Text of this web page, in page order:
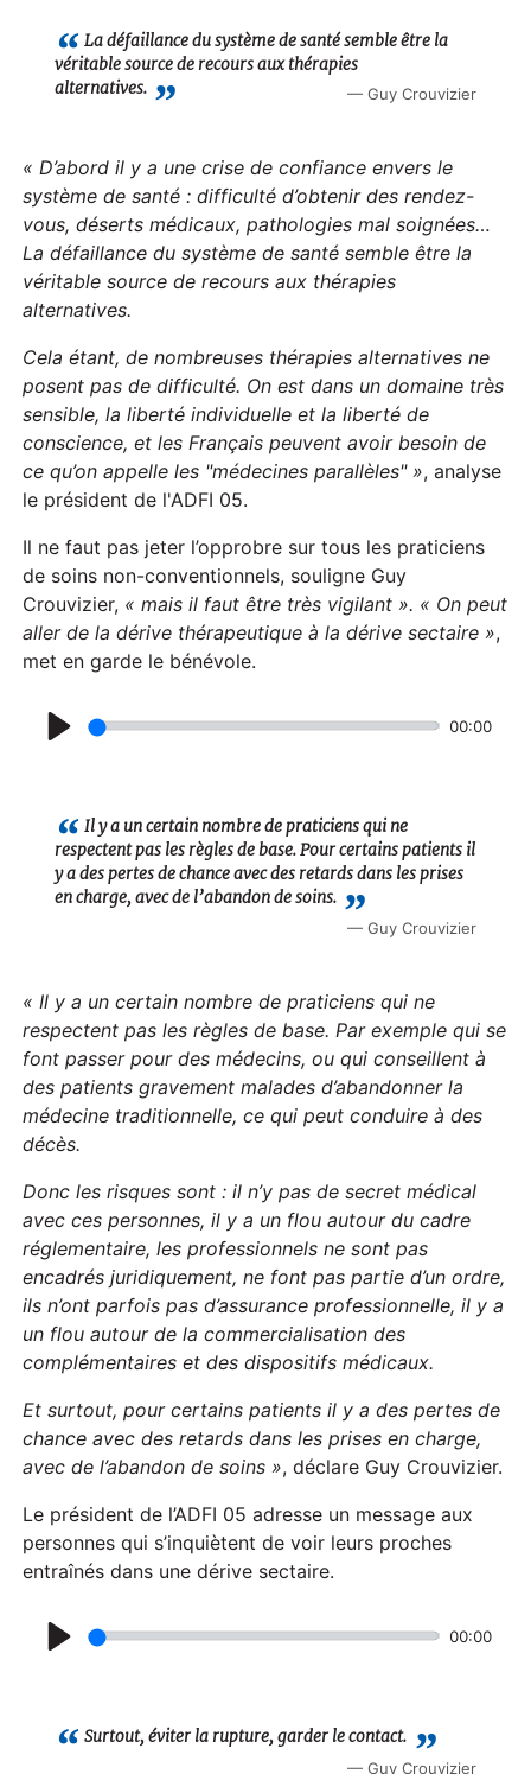
a
y
La défaillance du système de santé semble être la
véritable source de recours aux thérapies
alternatives.
Guy Crouvizier
« D’abord il y a une crise de confiance envers le
système de santé : difficulté d’obtenir des rendez-
vous, déserts médicaux, pathologies mal soignées…
La défaillance du système de santé semble être la
véritable source de recours aux thérapies
alternatives.
Cela étant, de nombreuses thérapies alternatives ne
posent pas de difficulté. On est dans un domaine très
sensible, la liberté individuelle et la liberté de
conscience, et les Français peuvent avoir besoin de
ce qu’on appelle les "médecines parallèles" », analyse
le président de l'ADFI 05.
Il ne faut pas jeter l’opprobre sur tous les praticiens
de soins non-conventionnels, souligne Guy
Crouvizier, « mais il faut être très vigilant ». « On peut
aller de la dérive thérapeutique à la dérive sectaire »,
met en garde le bénévole.
a
y
00:00
Il y a un certain nombre de praticiens qui ne
respectent pas les règles de base. Pour certains patients il
y a des pertes de chance avec des retards dans les prises
en charge, avec de l’abandon de soins.
Guy Crouvizier
« Il y a un certain nombre de praticiens qui ne
respectent pas les règles de base. Par exemple qui se
font passer pour des médecins, ou qui conseillent à
des patients gravement malades d’abandonner la
médecine traditionnelle, ce qui peut conduire à des
décès.
Donc les risques sont : il n’y pas de secret médical
avec ces personnes, il y a un flou autour du cadre
réglementaire, les professionnels ne sont pas
encadrés juridiquement, ne font pas partie d’un ordre,
ils n’ont parfois pas d’assurance professionnelle, il y a
un flou autour de la commercialisation des
complémentaires et des dispositifs médicaux.
Et surtout, pour certains patients il y a des pertes de
chance avec des retards dans les prises en charge,
avec de l’abandon de soins », déclare Guy Crouvizier.
Le président de l’ADFI 05 adresse un message aux
personnes qui s’inquiètent de voir leurs proches
entraînés dans une dérive sectaire.
a
00:00
Surtout, éviter la rupture, garder le contact.
Guy Crouvizier